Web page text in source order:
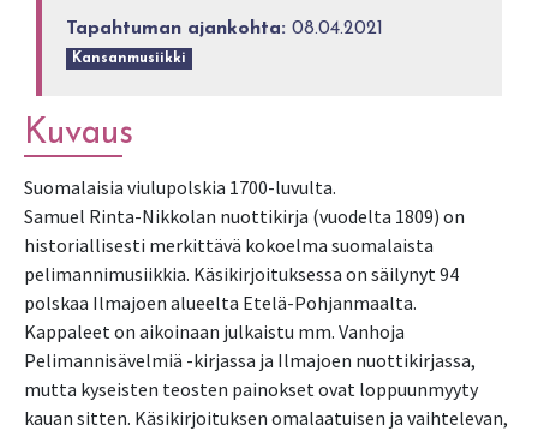
Tapahtuman ajankohta: 08.04.2021
Kansanmusiikki
Kuvaus
Suomalaisia viulupolskia 1700-luvulta.
Samuel Rinta-Nikkolan nuottikirja (vuodelta 1809) on
historiallisesti merkittävä kokoelma suomalaista
pelimannimusiikkia. Käsikirjoituksessa on säilynyt 94
polskaa Ilmajoen alueelta Etelä-Pohjanmaalta.
Kappaleet on aikoinaan julkaistu mm. Vanhoja
Pelimannisävelmiä -kirjassa ja Ilmajoen nuottikirjassa,
mutta kyseisten teosten painokset ovat loppuunmyyty
kauan sitten. Käsikirjoituksen omalaatuisen ja vaihtelevan,